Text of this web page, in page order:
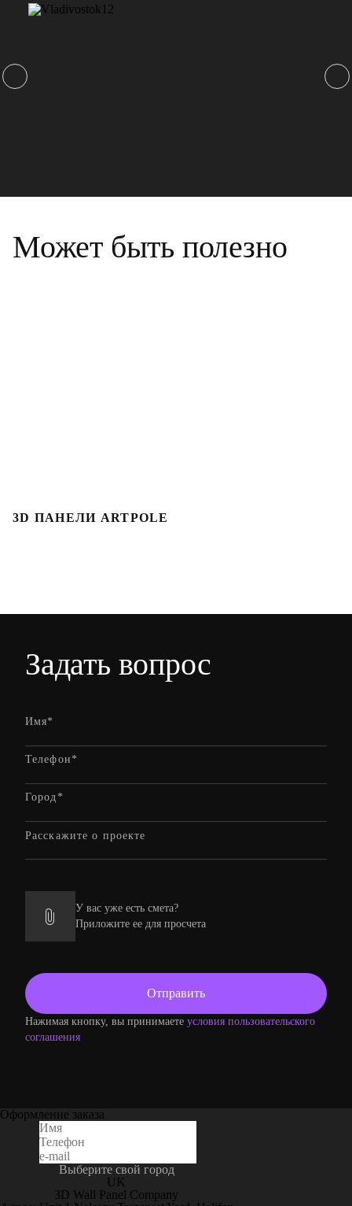
Может быть полезно
3D ПАНЕЛИ ARTPOLE
Задать вопрос
У вас уже есть смета?
Приложите ее для просчета
Нажимая кнопку, вы принимаете условия пользовательского
соглашения
Оформление заказа
Выберите свой город
UK
3D Wall Panel Company